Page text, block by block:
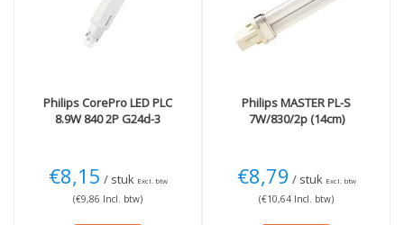
Philips CorePro LED PLC
8.9W 840 2P G24d-3
€8,15 / stuk Excl. btw
(€9,86 Incl. btw)
PhilipsMASTER PL-S
7W/830/2p (14cm)
€8,79 / stuk Excl. btw
(€10,64 Incl. btw)